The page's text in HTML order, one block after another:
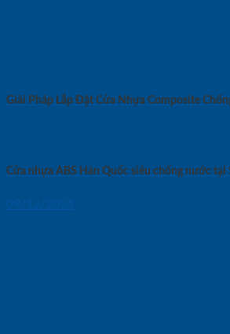
Giải Pháp Lắp Đặt Cửa Nhựa Composite
Cửa nhựa ABS Hàn Quốc siêu chống nước tại
09/12/2024